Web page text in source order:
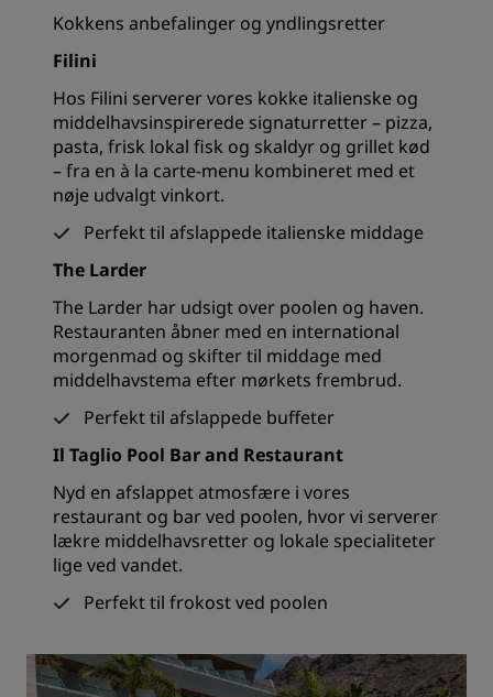
Kokkens anbefalinger og yndlingsretter
Filini
Hos Filini serverer vores kokke italienske og
middelhavsinspirerede signaturretter – pizza,
pasta, frisk lokal fisk og skaldyr og grillet kød
– fra en à la carte-menu kombineret med et
nøje udvalgt vinkort.
Perfekt til afslappede italienske middage
The Larder
The Larder har udsigt over poolen og haven.
Restauranten åbner med en international
morgenmad og skifter til middage med
middelhavstema efter mørkets frembrud.
Perfekt til afslappede buffeter
Il Taglio Pool Bar and Restaurant
Nyd en afslappet atmosfære i vores
restaurant og bar ved poolen, hvor vi serverer
lækre middelhavsretter og lokale specialiteter
lige ved vandet.
Perfekt til frokost ved poolen